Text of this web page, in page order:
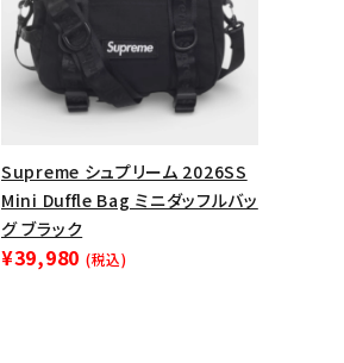
Supreme シュプリーム 2026SS
Mini Duffle Bag ミニダッフルバッ
グ ブラック
¥39,980 (税込)